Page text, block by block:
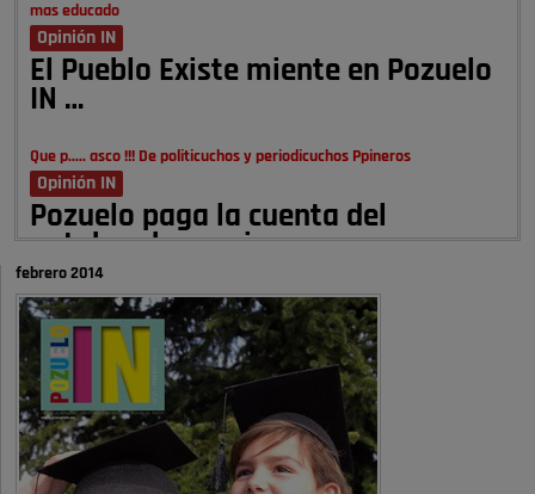
mas educado
Opinión IN
El Pueblo Existe miente en Pozuelo
IN …
Que p..... asco !!! De politicuchos y periodicuchos Ppineros
Opinión IN
Pozuelo paga la cuenta del
autobombo: casi …
Señora Alcaldesa Ud no ha vivido nunca en Pozuelo , pero yo si desde
hace más de 60 años , …
Pozuelo de Alarcón
Quejas por el deterioro de la
limpieza …
A ver si es posible que haya vivienda para familias con hijos y no
febrero 2014